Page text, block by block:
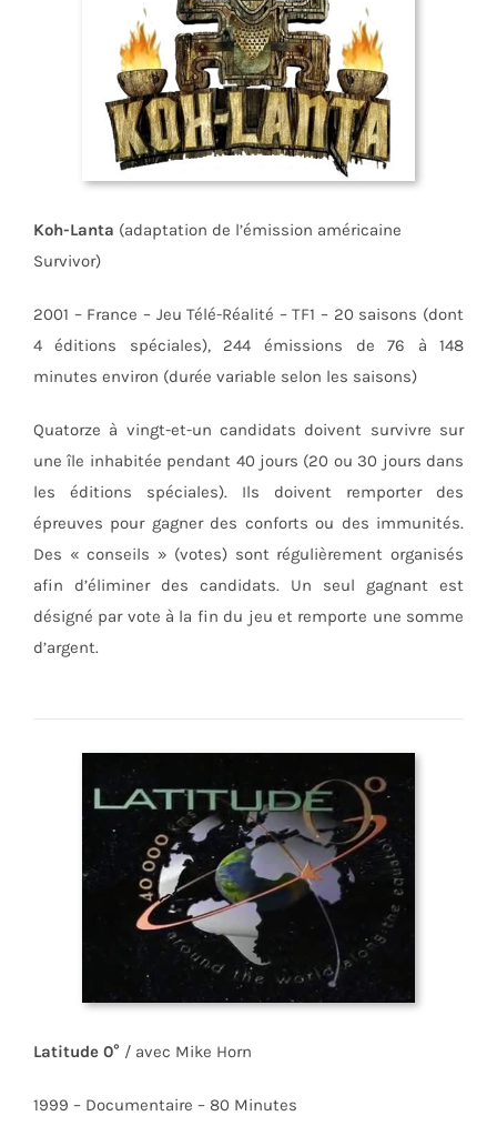
Koh-Lanta (adaptation de l’émission américaine
Survivor)
2001 – France – Jeu Télé-Réalité – TF1 – 20 saisons (dont
4 éditions spéciales), 244 émissions de 76 à 148
minutes environ (durée variable selon les saisons)
Quatorze à vingt-et-un candidats doivent survivre sur
une île inhabitée pendant 40 jours (20 ou 30 jours dans
les éditions spéciales). Ils doivent remporter des
épreuves pour gagner des conforts ou des immunités.
Des « conseils » (votes) sont régulièrement organisés
afin d’éliminer des candidats. Un seul gagnant est
désigné par vote à la fin du jeu et remporte une somme
d’argent.
Latitude 0°/ avec Mike Horn
1999 – Documentaire – 80 Minutes